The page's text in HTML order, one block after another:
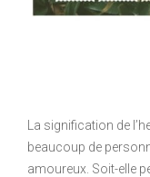
La signification de
beaucoup de
amoureux. Soit-elle